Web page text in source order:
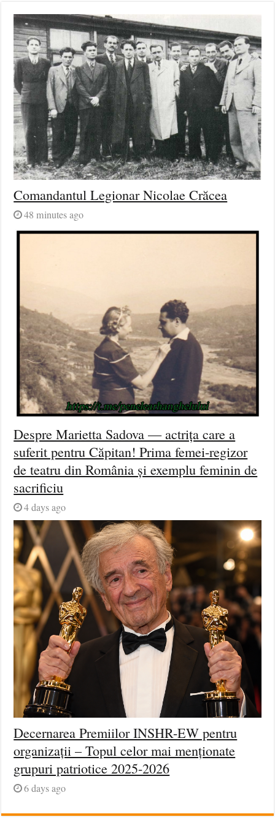
Comandantul Legionar Nicolae Crăcea
48 minutes ago
Despre Marietta Sadova — actrița care a
suferit pentru Căpitan! Prima femei-regizor
de teatru din România și exemplu feminin de
sacrificiu
4 days ago
Decernarea Premiilor INSHR-EW pentru
organizații – Topul celor mai menționate
grupuri patriotice 2025-2026
6 days ago